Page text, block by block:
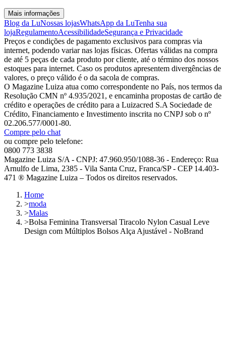
Mais informações
Blog da LuNossas lojasWhatsApp da LuTenha sua
lojaRegulamentoAcessibilidadeSegurança e Privacidade
Preços e condições de pagamento exclusivos para compras via
internet, podendo variar nas lojas físicas. Ofertas válidas na compra
de até 5 peças de cada produto por cliente, até o término dos nossos
estoques para internet. Caso os produtos apresentem divergências de
valores, o preço válido é o da sacola de compras.
O Magazine Luiza atua como correspondente no País, nos termos da
Resolução CMN nº 4.935/2021, e encaminha propostas de cartão de
crédito e operações de crédito para a Luizacred S.A Sociedade de
Crédito, Financiamento e Investimento inscrita no CNPJ sob o nº
02.206.577/0001-80.
Compre pelo chat
ou compre pelo telefone:
0800 773 3838
Magazine Luiza S/A - CNPJ: 47.960.950/1088-36 - Endereço: Rua
Arnulfo de Lima, 2385 - Vila Santa Cruz, Franca/SP - CEP 14.403-
471 ® Magazine Luiza – Todos os direitos reservados.
Home
>moda
>Malas
>Bolsa Feminina Transversal Tiracolo Nylon Casual Leve
Design com Múltiplos Bolsos Alça Ajustável - NoBrand